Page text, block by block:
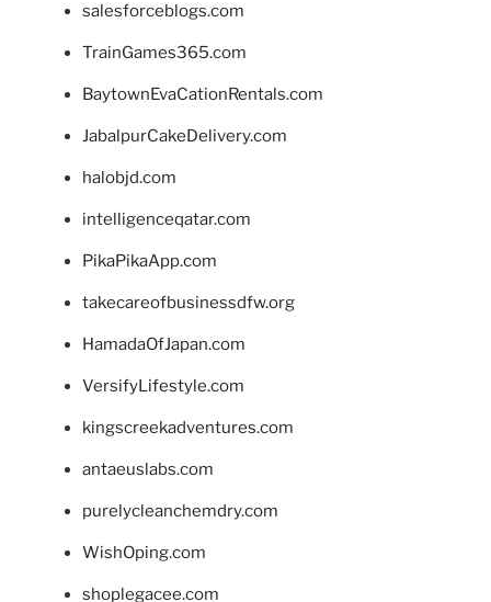
salesforceblogs.com
TrainGames365.com
BaytownEvaCationRentals.com
JabalpurCakeDelivery.com
halobjd.com
intelligenceqatar.com
PikaPikaApp.com
takecareofbusinessdfw.org
HamadaOfJapan.com
VersifyLifestyle.com
kingscreekadventures.com
antaeuslabs.com
purelycleanchemdry.com
WishOping.com
shoplegacee.com